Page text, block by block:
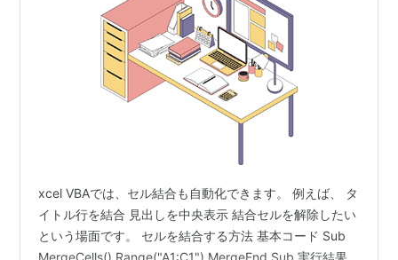
xcel VBAでは、セル結合も自動化できます。 例えば、 タ
イトル行を結合 見出しを中央表示 結合セルを解除したい
という場面です。 セルを結合する方法 基本コード Sub